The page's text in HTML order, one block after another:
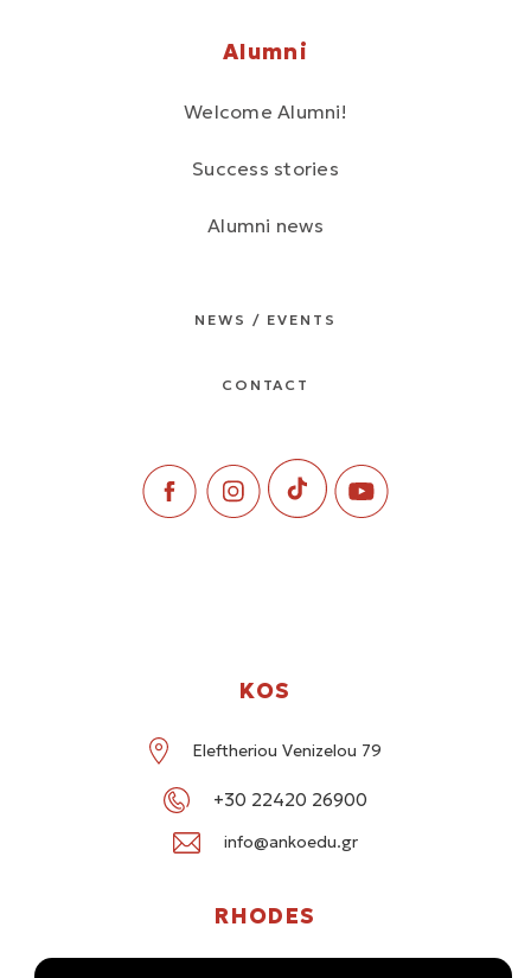
Alumni
Welcome Alumni!
Success stories
Alumni news
NEWS / EVENTS
CONTACT
KOS
Eleftheriou Venizelou 79
+30 22420 26900
info@ankoedu.gr
RHODES